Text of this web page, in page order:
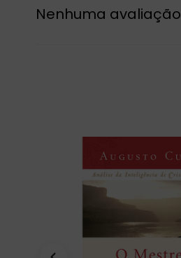
Nenhuma avaliação